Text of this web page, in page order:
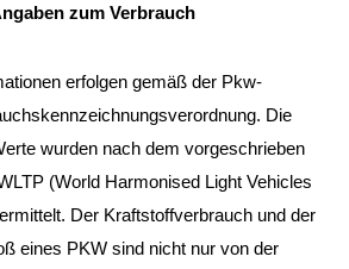
zum Verbrauch
erfolgen gemäß der Pkw-
Die
wurden nach dem vorgeschrieben
(World Harmonised Light Vehicles
Der Kraftstoffverbrauch und der
eines PKW sind nicht nur von der